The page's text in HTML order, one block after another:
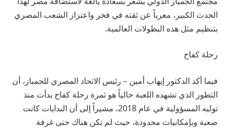
الحدث الكبير، معرباً عن ثقته في فخر واعتزاز الشعب المصري
بتنظيم مثل هذه البطولات العالمية.
رحلة كفاح
فيما أكد الدكتور إيهاب أمين – رئيس الاتحاد المصري للجمباز، أن
التطور الذي تشهده اللعبة حالياً هو ثمرة رحلة كفاح بدأت منذ
توليه المسؤولية في عام 2018، مشيراً إلى أن البدايات كانت
صعبة وبإمكانيات محدودة، حيث لم تكن هناك حتى غرفة